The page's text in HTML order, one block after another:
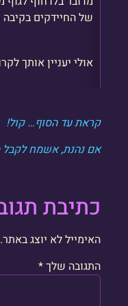
של החיידקים בקיבה
אולי יעניין אותך
קראת עד הסוף… קול!
אם נהנת, אשמח לקבל
כתיבת
האימייל לא יוצג באתר.
התגובה שלך*